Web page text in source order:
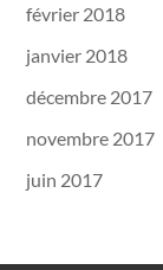
février 2018
janvier 2018
décembre 2017
novembre 2017
juin 2017